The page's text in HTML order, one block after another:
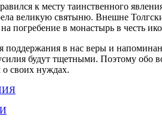
к месту таинственного
великую святыню. Внешне
погребение в монастырь в честь
поддержания в нас веры и
будут тщетными. Поэтому обо
о своих нуждах.